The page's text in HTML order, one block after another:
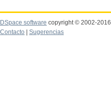
DSpace software copyright © 2002-2016
Contacto
Sugerencias